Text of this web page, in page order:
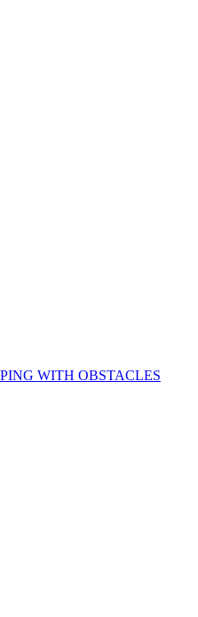
WITH OBSTACLES